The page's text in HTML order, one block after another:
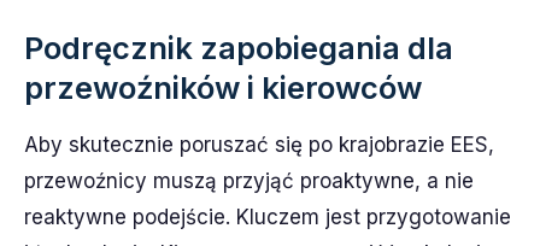
Podręcznik zapobiegania dla
przewoźników i kierowców
Aby skutecznie poruszać się po krajobrazie EES,
przewoźnicy muszą przyjąć proaktywne, a nie
reaktywne podejście. Kluczem jest przygotowanie